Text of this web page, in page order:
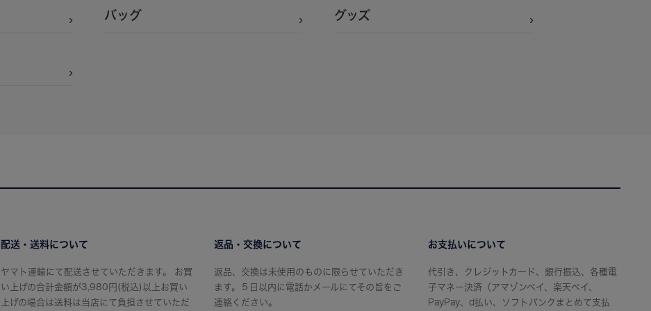
バッグ グッズ
配送・送料について
ヤマト運輸にて配送させていただきます。 お買
い上げの合計金額が3,980円(税込)以上お買い
上げの場合は送料は当店にて負担させていただ
返品・交換について
返品、交換は未使用のものに限らせていただき
ます。５日以内に電話かメールにてその旨をご
連絡ください。
お支払いについて
代引き、クレジットカード、銀行振込、各種電
子マネー決済（アマゾンペイ、楽天ペイ、
PayPay、d払い、ソフトバンクまとめて支払